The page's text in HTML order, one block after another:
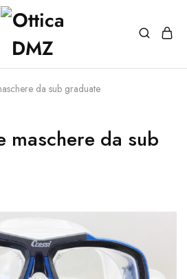
da sub graduate
maschere da sub